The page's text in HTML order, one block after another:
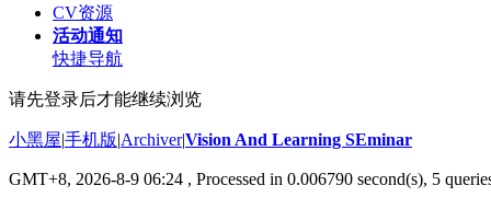
CV资源
活动通知
快捷导航
请先登录后才能继续浏览
小黑屋|手机版|Archiver|Vision And Learning SEminar
GMT+8, 2026-8-9 06:24 , Processed in 0.006790 second(s), 5